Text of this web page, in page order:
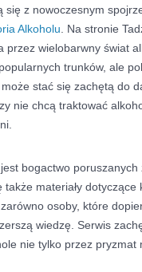
się z nowoczesnym
Alkoholu . Na stronie
przez wielobarwny świat
trunków, ale
stać się zachętą do
nie chcą traktować
bogactwo
materiały dotyczące
osoby, które
wiedzę. Serwis
nie tylko przez pryzmat